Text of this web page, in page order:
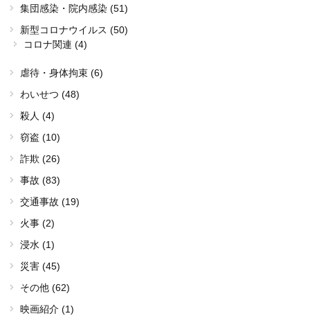
集団感染・院内感染 (51)
新型コロナウイルス (50)
コロナ関連 (4)
虐待・身体拘束 (6)
わいせつ (48)
殺人 (4)
窃盗 (10)
詐欺 (26)
事故 (83)
交通事故 (19)
火事 (2)
浸水 (1)
災害 (45)
その他 (62)
映画紹介 (1)